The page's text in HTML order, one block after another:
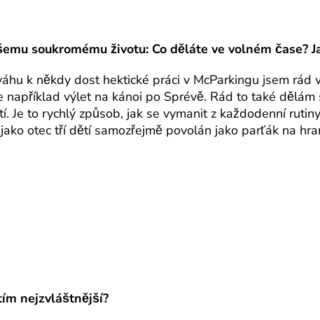
soukromému životu: Co děláte ve volném čase?
k někdy dost hektické práci v McParkingu jsem rád
například výlet na kánoi po Sprévě. Rád to také
Je to rychlý způsob, jak se vymanit z každodenní
otec tří dětí samozřejmě povolán jako parťák na
nejzvláštnější?